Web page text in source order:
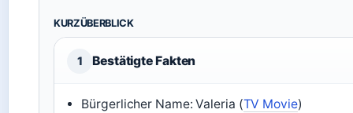
KURZÜBERBLICK
1 Bestätigte Fakten
Bürgerlicher Name: Valeria (TV Movie)